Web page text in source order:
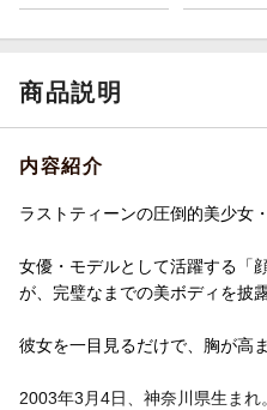
商品説明
内容紹介
ラストティーンの圧倒的美少女
女優・モデルとして活躍する「
が、完璧なまでの美ボディを披露
彼女を一目見るだけで、胸が高
2003年3月4日、神奈川県生まれ。